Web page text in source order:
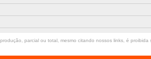
Manutenção
parcial ou total, mesmo citando nossos links, é